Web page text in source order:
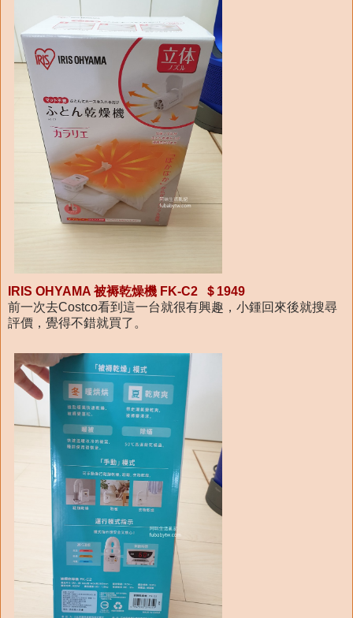
IRIS OHYAMA 被褥乾燥機 FK-C2 ＄1949
前一次去Costco看到這一台就很有興趣，小鍾回來後就搜尋
評價，覺得不錯就買了。